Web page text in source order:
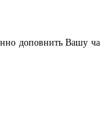
доповнить Вашу